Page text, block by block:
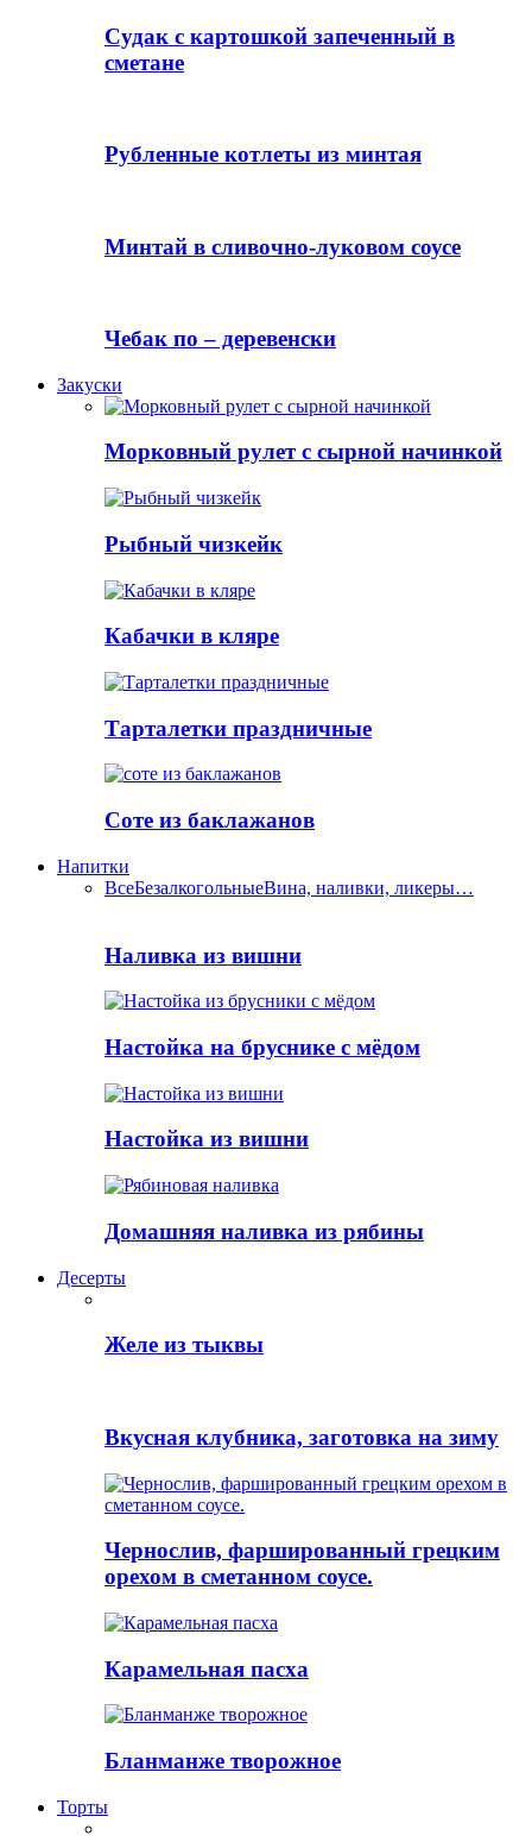
Судак с картошкой запеченный в
сметане
Рубленные котлеты из минтая
Минтай в сливочно-луковом соусе
Чебак по – деревенски
Закуски
Морковный рулет с сырной начинкой
Рыбный чизкейк
Кабачки в кляре
Тарталетки праздничные
Соте из баклажанов
Напитки
ВсеБезалкогольныеВина, наливки, ликеры…
Наливка из вишни
Настойка на бруснике с мёдом
Настойка из вишни
Домашняя наливка из рябины
Десерты
Желе из тыквы
Вкусная клубника, заготовка на зиму
Чернослив, фаршированный грецким
орехом в сметанном соусе.
Карамельная пасха
Бланманже творожное
Торты